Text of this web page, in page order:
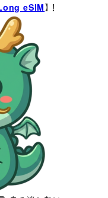
eSIM】！